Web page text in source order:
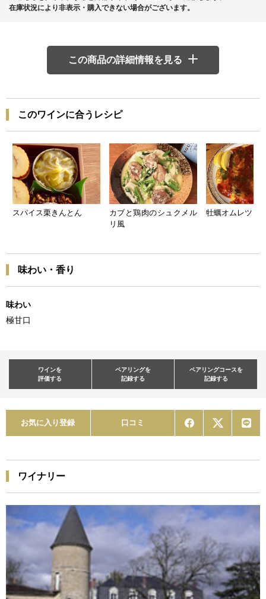
在庫状況により非表示・購入できない場合がございます。
この商品の詳細情報を見る
このワインに合うレシピ
スパイス栗きんとん
カブと鶏肉のシュクメル
リ風
牡蠣オムレツ
味わい・香り
味わい
極甘口
ワインを
評価する
ペアリングを
記録する
ペアリングコースを
記録する
お気に入り登録 口コミ
ワイナリー